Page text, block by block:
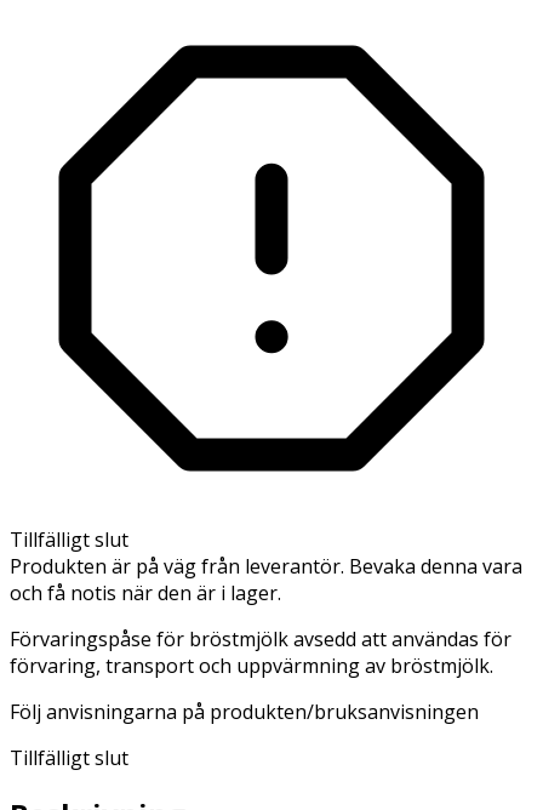
Tillfälligt slut
Produkten är på väg från leverantör. Bevaka denna vara
och få notis när den är i lager.
Förvaringspåse för bröstmjölk avsedd att användas för
förvaring, transport och uppvärmning av bröstmjölk.
Följ anvisningarna på produkten/bruksanvisningen
Tillfälligt slut